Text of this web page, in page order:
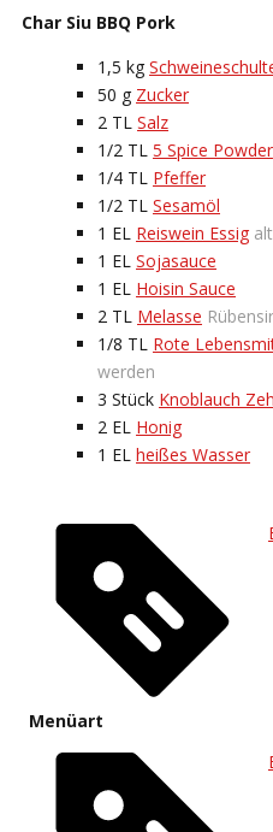
Char Siu BBQ Pork
1,5 kg
50 g Zucker
2 TL Salz
1/2 TL 5 Spice Powder
1/4 TL Pfeffer
1/2 TL Sesamöl
1 EL Reiswein Essig
1 EL Sojasauce
1 EL Hoisin Sauce
2 TL Melasse
1/8 TL Rote
werden
3 Stück Knoblauch
2 EL Honig
1 EL heißes Wasser
Menüart